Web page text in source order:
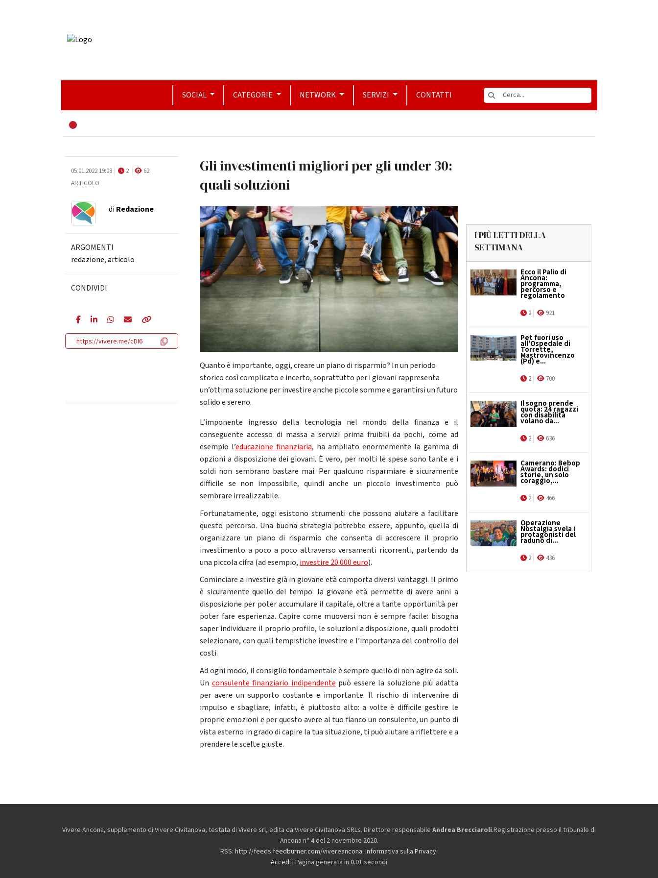
SOCIAL CATEGORIE NETWORK SERVIZI CONTATTI
05.01.2022 19:08 2
62
ARTICOLO
diRedazione
ARGOMENTI
redazione,articolo
CONDIVIDI
https://vivere.me/cDI6
Gli investimenti migliori per gli under 30:
quali soluzioni
Quanto è importante, oggi, creare un piano di risparmio? In un periodo
storico così complicato e incerto, soprattutto per i giovani rappresenta
un’ottima soluzione per investire anche piccole somme e garantirsi un futuro
solido e sereno.
L’imponente ingresso della tecnologia nel mondo della finanza e il
conseguente accesso di massa a servizi prima fruibili da pochi, come ad
esempio l’educazione finanziaria, ha ampliato enormemente la gamma di
opzioni a disposizione dei giovani. È vero, per molti le spese sono tante e i
soldi non sembrano bastare mai. Per qualcuno risparmiare è sicuramente
difficile se non impossibile, quindi anche un piccolo investimento può
sembrare irrealizzabile.
Fortunatamente, oggi esistono strumenti che possono aiutare a facilitare
questo percorso. Una buona strategia potrebbe essere, appunto, quella di
organizzare un piano di risparmio che consenta di accrescere il proprio
investimento a poco a poco attraverso versamenti ricorrenti, partendo da
una piccola cifra (ad esempio, investire 20.000 euro).
Cominciare a investire già in giovane età comporta diversi vantaggi. Il primo
è sicuramente quello del tempo: la giovane età permette di avere anni a
disposizione per poter accumulare il capitale, oltre a tante opportunità per
poter fare esperienza. Capire come muoversi non è sempre facile: bisogna
saper individuare il proprio profilo, le soluzioni a disposizione, quali prodotti
selezionare, con quali tempistiche investire e l’importanza del controllo dei
costi.
Ad ogni modo, il consiglio fondamentale è sempre quello di non agire da soli.
Un consulente finanziario indipendente può essere la soluzione più adatta
per avere un supporto costante e importante. Il rischio di intervenire di
impulso e sbagliare, infatti, è piuttosto alto: a volte è difficile gestire le
proprie emozioni e per questo avere al tuo fianco un consulente, un punto di
vista esterno in grado di capire la tua situazione, ti può aiutare a riflettere e a
prendere le scelte giuste.
I PIÙ LETTI DELLA
SETTIMANA
Ecco il Palio di
Ancona:
programma,
percorso e
regolamento
2 921
Pet fuori uso
all'Ospedale di
Torrette,
Mastrovincenzo
(Pd) e...
2 700
Il sogno prende
quota: 24 ragazzi
con disabilità
volano da...
2 636
Camerano: Bebop
Awards: dodici
storie, un solo
coraggio,...
2 466
Operazione
Nostalgia svela i
protagonisti del
raduno di...
2 436
Vivere Ancona, supplemento di Vivere Civitanova, testata di Vivere srl, edita da Vivere Civitanova SRLs. Direttore responsabile Andrea Brecciaroli.Registrazione presso il tribunale di
Ancona n° 4 del 2 novembre 2020.
RSS: http://feeds.feedburner.com/vivereancona. Informativa sulla Privacy.
Accedi | Pagina generata in 0.01 secondi